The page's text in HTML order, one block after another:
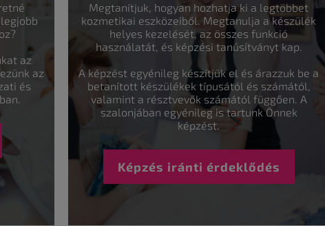
az
az
és
Megtanítjuk, hogyan hozhatja ki a legtöbbet
kozmetikai eszközeiből. Megtanulja a készülék
helyes kezelését, az összes funkció
használatát, és képzési tanúsítványt kap.
A képzést egyénileg készítjük el és árazzuk be a
betanított készülékek típusától és számától,
valamint a résztvevők számától függően. A
szalonjában egyénileg is tartunk Önnek
képzést.
Képzés iránti érdeklődés